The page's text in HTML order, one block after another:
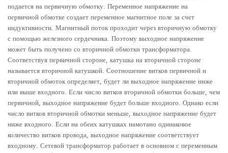
подается на первичную обмотку. Переменное напряжение на
первичной обмотке создает переменное магнитное поле за счет
индуктивности. Магнитный поток проходит через вторичную обмотку
с помощью железного сердечника. Поэтому выходное напряжение
может быть получено со вторичной обмотки трансформатора.
Соответствуя первичной стороне, катушка на вторичной стороне
называется вторичной катушкой. Соотношение витков первичной и
вторичной обмоток определяет, будет ли выходное напряжение ниже
или выше входного. Если число витков вторичной обмотки больше, чем
первичной, выходное напряжение будет больше входного. Однако если
число витков вторичной обмотки меньше, выходное напряжение будет
ниже входного. Если на обеих катушках намотано одинаковое
количество витков провода, выходное напряжение соответствует
входному. Сетевой трансформатор работает в основном с переменным